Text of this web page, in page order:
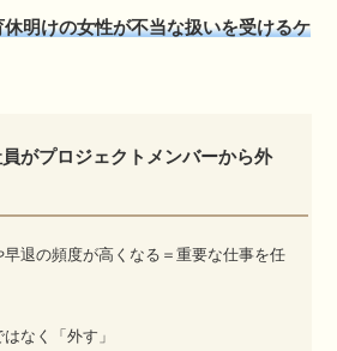
休明けの女性が不当な扱いを受けるケ
がプロジェクトメンバーから外
退の頻度が高くなる＝重要な仕事を任
なく「外す」